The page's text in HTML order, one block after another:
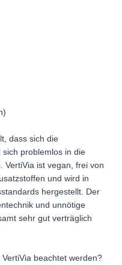
dass sich die
problemlos in die
VertiVia ist vegan, frei von
und wird in
hergestellt. Der
und unnötige
sehr gut verträglich
beachtet werden?